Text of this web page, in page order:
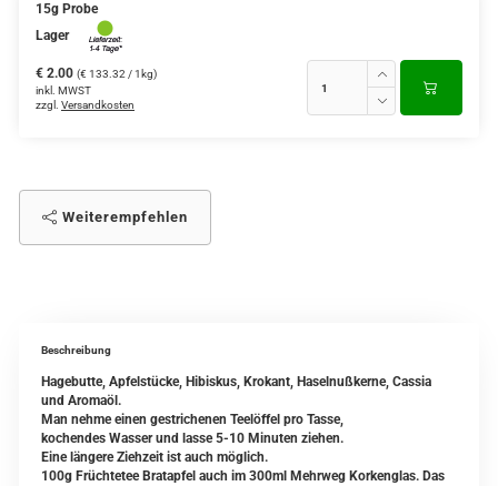
15g Probe
Lager
€ 2.00 (€ 133.32 / 1kg)
inkl. MWST
zzgl. Versandkosten
Weiterempfehlen
Beschreibung
Hagebutte, Apfelstücke, Hibiskus, Krokant, Haselnußkerne, Cassia
und Aromaöl.
Man nehme einen gestrichenen Teelöffel pro Tasse,
kochendes Wasser und lasse 5-10 Minuten ziehen.
Eine längere Ziehzeit ist auch möglich.
100g Früchtetee Bratapfel auch im 300ml Mehrweg Korkenglas. Das